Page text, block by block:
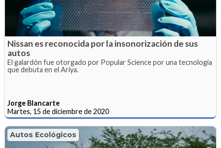
Nissan es reconocida por la insonorización de sus
autos
El galardón fue otorgado por Popular Science por una tecnología
que debuta en el Ariya.
Jorge Blancarte
Martes, 15 de diciembre de 2020
Autos Ecológicos